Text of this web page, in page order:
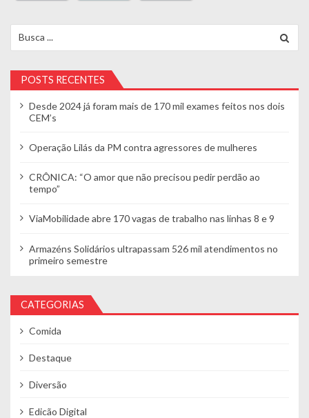
POSTS RECENTES
Desde 2024 já foram mais de 170 mil exames feitos nos dois
CEM’s
Operação Lilás da PM contra agressores de mulheres
CRÔNICA: “O amor que não precisou pedir perdão ao
tempo”
ViaMobilidade abre 170 vagas de trabalho nas linhas 8 e 9
Armazéns Solidários ultrapassam 526 mil atendimentos no
primeiro semestre
CATEGORIAS
Comida
Destaque
Diversão
Edicão Digital